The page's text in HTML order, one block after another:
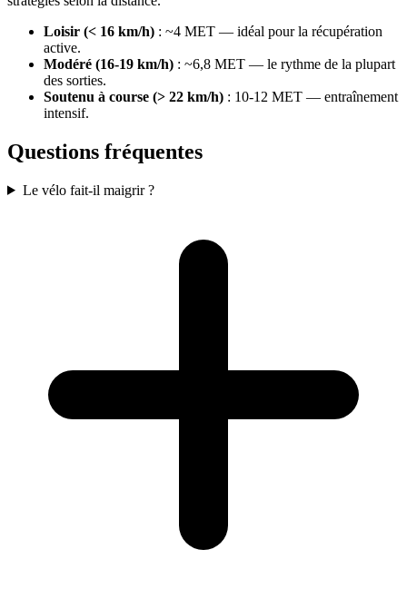
Loisir (< 16 km/h) : ~4 MET — idéal pour la récupération
active.
Modéré (16-19 km/h) : ~6,8 MET — le rythme de la plupart
des sorties.
Soutenu à course (> 22 km/h) : 10-12 MET — entraînement
intensif.
Questions fréquentes
Le vélo fait-il maigrir ?